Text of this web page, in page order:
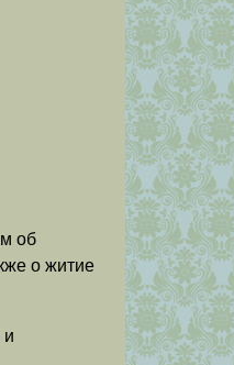
об
о житие
и